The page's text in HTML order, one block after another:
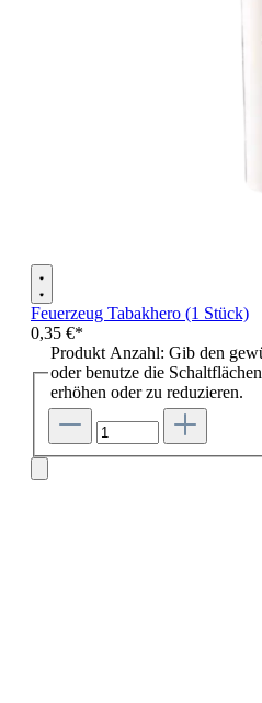
Feuerzeug Tabakhero (1 Stück)
0,35 €*
Produkt Anzahl: Gib den
oder benutze die
erhöhen oder zu reduzieren.